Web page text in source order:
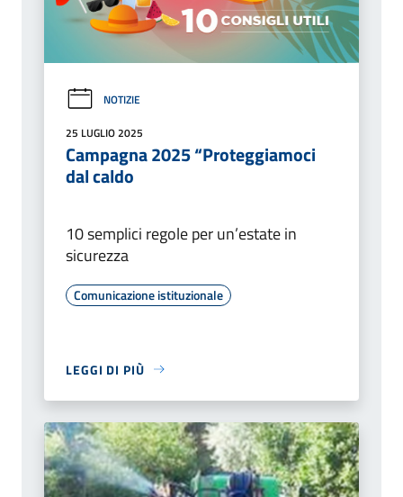
NOTIZIE
25 LUGLIO 2025
Campagna 2025 “Proteggiamoci
dal caldo
10 semplici regole per un’estate in
sicurezza
Comunicazione istituzionale
LEGGI DI PIÙ